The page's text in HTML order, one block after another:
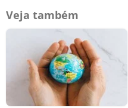
Veja também